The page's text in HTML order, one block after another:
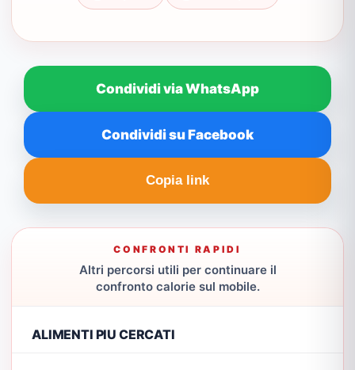
Condividi via WhatsApp
Condividi su Facebook
Copia link
CONFRONTI RAPIDI
Altri percorsi utili per continuare il
confronto calorie sul mobile.
ALIMENTI PIU CERCATI